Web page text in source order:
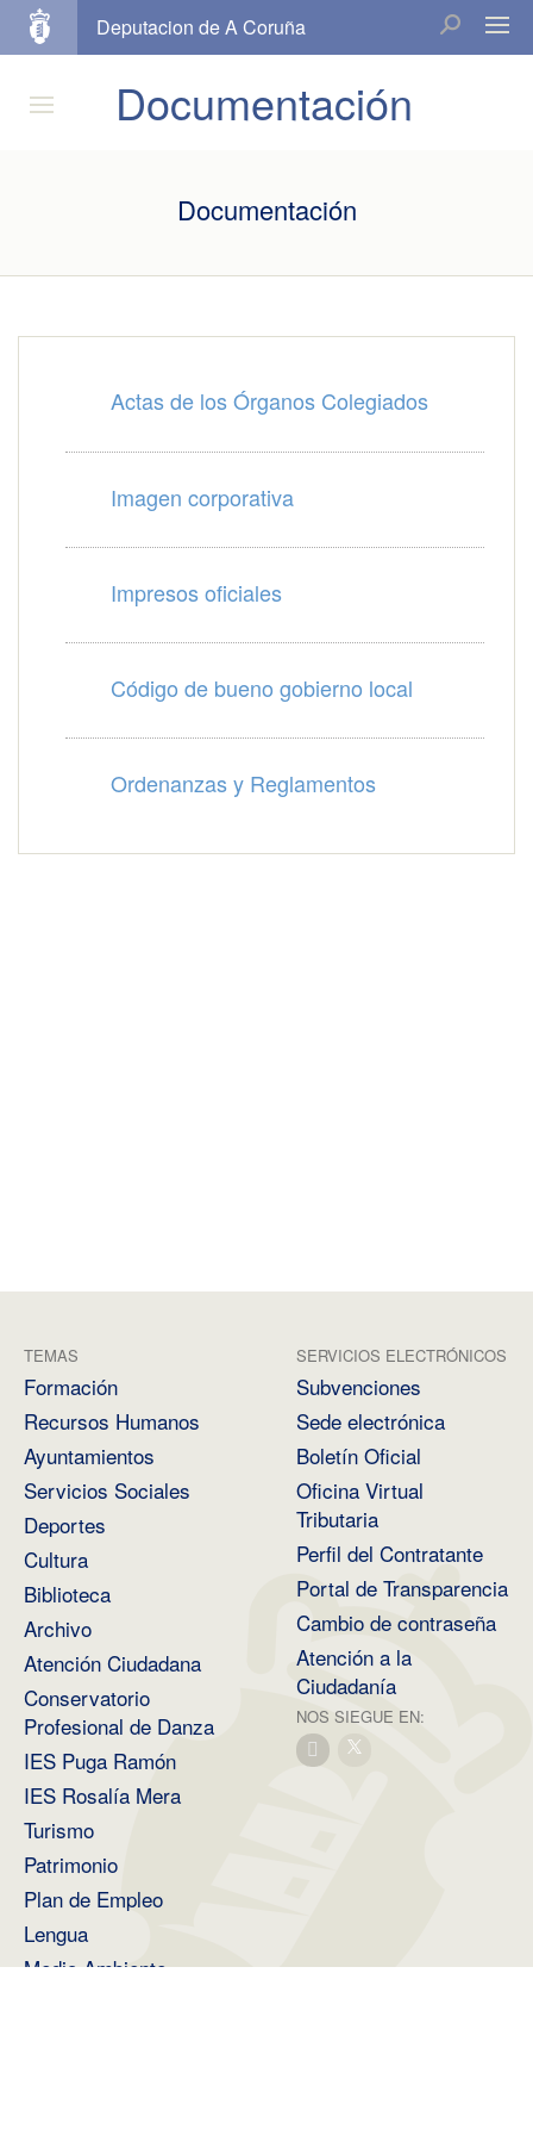
Deputacion de A Coruña
Documentación
Documentación
Actas de los Órganos Colegiados
Imagen corporativa
Impresos oficiales
Código de bueno gobierno local
Ordenanzas y Reglamentos
TEMAS
Formación
Recursos Humanos
Ayuntamientos
Servicios Sociales
Deportes
Cultura
Biblioteca
Archivo
Atención Ciudadana
Conservatorio
Profesional de Danza
IES Puga Ramón
IES Rosalía Mera
Turismo
Patrimonio
Plan de Empleo
Lengua
Medio Ambiente
SERVICIOS ELECTRÓNICOS
Subvenciones
Sede electrónica
Boletín Oficial
Oficina Virtual
Tributaria
Perfil del Contratante
Portal de Transparencia
Cambio de contraseña
Atención a la
Ciudadanía
NOS SIEGUE EN: